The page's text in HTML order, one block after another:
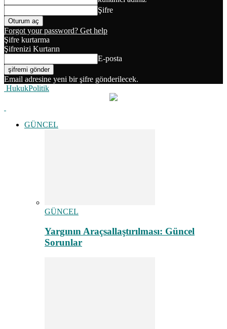
Şifre
Forgot your password? Get help
Şifre kurtarma
Şifrenizi Kurtarın
E-posta
Email adresine yeni bir şifre gönderilecek.
HukukPolitik
GÜNCEL
GÜNCEL
Yargının Araçsallaştırılması: Güncel
Sorunlar